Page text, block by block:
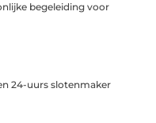
begeleiding voor
24-uurs slotenmaker